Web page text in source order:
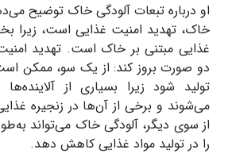
او درباره تبعات آلودگی خاک توضیح
خاک، تهدید امنیت غذایی است، زیرا
غذایی مبتنی بر خاک است. تهدید
دو صورت بروز کند: از یک سو، ممکن
تولید شود زیرا بسیاری از
می‌شوند و برخی از آن‌ها در زنجیره
از سوی دیگر، آلودگی خاک می‌تواند
را در تولید مواد غذایی کاهش دهد.